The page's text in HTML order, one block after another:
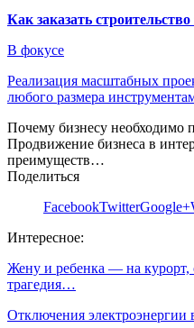
Как заказать
В фокусе
Реализация масштабных
любого размера
Почему бизнесу необходимо
Продвижение бизнеса в
преимуществ…
Поделиться
FacebookTwitterGoogle+
Интересное:
Жену и ребенка — на
трагедия…
Отключения электроэнергии